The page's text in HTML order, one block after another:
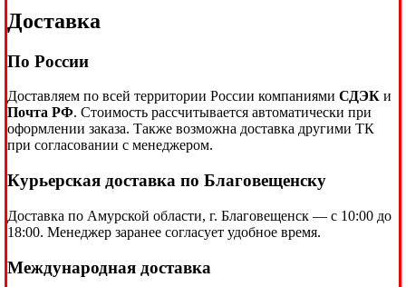
Доставка
По России
Доставляем по всей территории России компаниями СДЭК и
Почта РФ. Стоимость рассчитывается автоматически при
оформлении заказа. Также возможна доставка другими ТК
при согласовании с менеджером.
Курьерская доставка по Благовещенску
Доставка по Амурской области, г. Благовещенск — с 10:00 до
18:00. Менеджер заранее согласует удобное время.
Международная доставка